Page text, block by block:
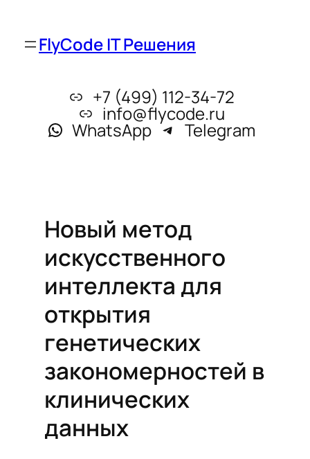
FlyCode IT Решения
+7 (499) 112-34-72
info@flycode.ru
WhatsApp Telegram
Новый метод
искусственного
интеллекта для
открытия
генетических
закономерностей в
клинических
данных